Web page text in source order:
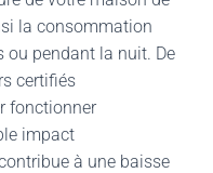
la consommation
ou pendant la nuit. De
certifiés
fonctionner
impact
à une baisse